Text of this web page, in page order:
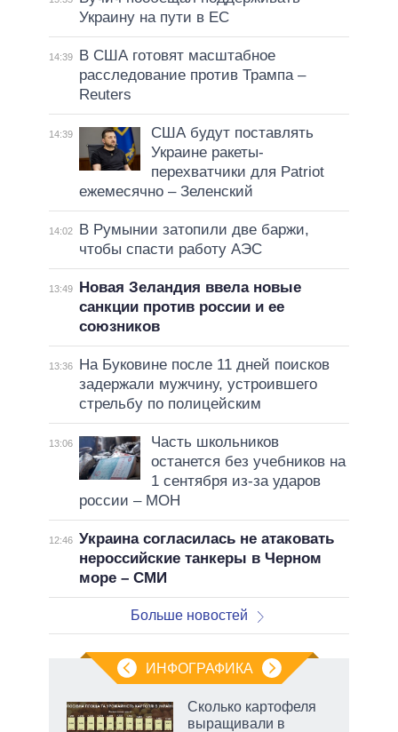
Украину на пути в ЕС
14:39
В США готовят масштабное
расследование против Трампа –
Reuters
14:39
США будут поставлять
Украине ракеты-
перехватчики для Patriot
ежемесячно – Зеленский
14:02
В Румынии затопили две баржи,
чтобы спасти работу АЭС
13:49
Новая Зеландия ввела новые
санкции против россии и ее
союзников
13:36
На Буковине после 11 дней поисков
задержали мужчину, устроившего
стрельбу по полицейским
13:06
Часть школьников
останется без учебников на
1 сентября из-за ударов
россии – МОН
12:46 Украина согласилась не атаковать
нероссийские танкеры в Черном
море – СМИ
Больше новостей
ИНФОГРАФИКА
Сколько картофеля
выращивали в